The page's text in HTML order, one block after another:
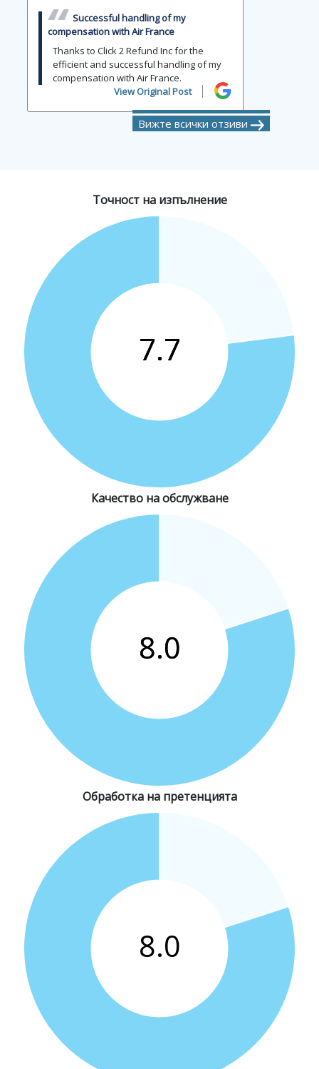
Successful handling of my
compensation with Air France
Thanks to Click 2 Refund Inc for the
efficient and successful handling of my
compensation with Air France.
View Original Post
Вижте всички отзиви
Точност на изпълнение
Качество на обслужване
Обработка на претенцията